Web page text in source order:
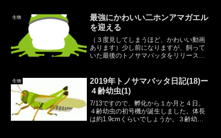
ガタ中（メス）、ミヤマクワガ...
生物
最強にかわいい二ホンアマガエル
を迎える
（３度見してしまうほど、かわいい動画
あります）少し前になりますが、飼って
いた最後のトノサマバッタをリリースし
これ以上生き物を飼う予定はなかったの
ですが、子どもに...
生物
2019年トノサマバッタ日記(18)ー
４齢幼虫(1)
7/13ですので、孵化から１か月と４日。
４齢幼虫の初号機が誕生しました。体長
は約1.9cmくらいでしょうか。３齢幼虫